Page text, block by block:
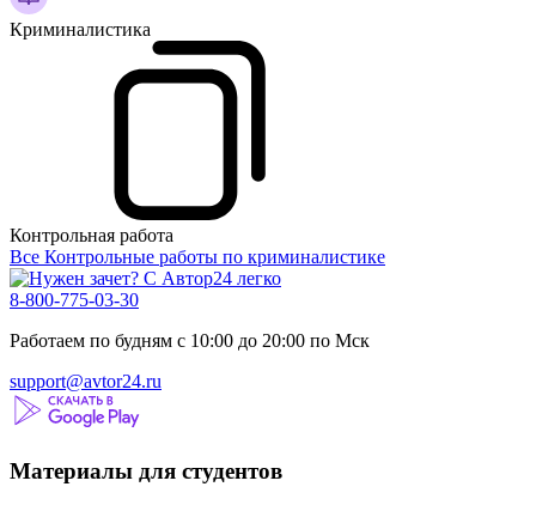
Криминалистика
Контрольная работа
Все Контрольные работы по криминалистике
8-800-775-03-30
Работаем по будням с 10:00 до 20:00 по Мск
support@avtor24.ru
Материалы для студентов